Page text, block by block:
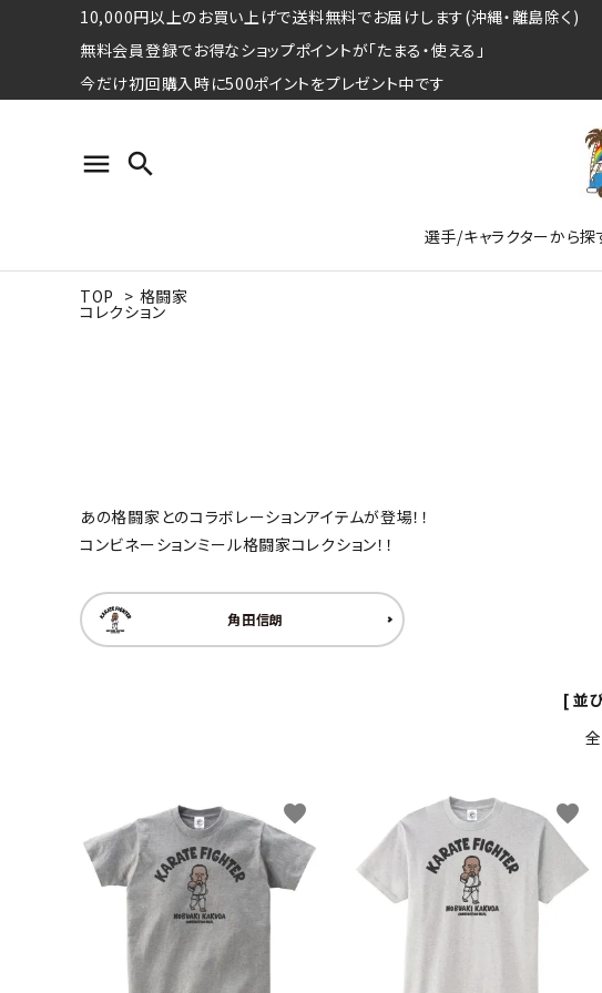
10,000円以上のお買い上げで送料無料でお届けします(沖縄・離島除く)
無料会員登録でお得なショップポイントが「たまる・使える」
今だけ初回購入時に500ポイントをプレゼント中です
menu search
選手/キャラクターから探
プロ野球選手コレクション
キャンベル料理長
Tシャツ
特集ページ
TOP > 格闘家
コレクション
あの格闘家とのコラボレーションアイテムが登場！！
コンビネーションミール格闘家コレクション！！
角田信朗
[ 並
favorite favorite